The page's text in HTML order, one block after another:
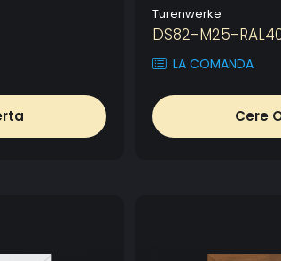
Turenwerke
DS82-M25-
LA COMANDA
Cere